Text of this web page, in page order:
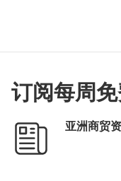
订阅每周
亚洲商贸